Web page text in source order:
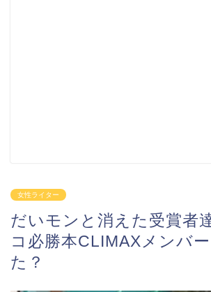
女性ライター
だいモンと消えた受賞者
コ必勝本CLIMAXメンバ
た？